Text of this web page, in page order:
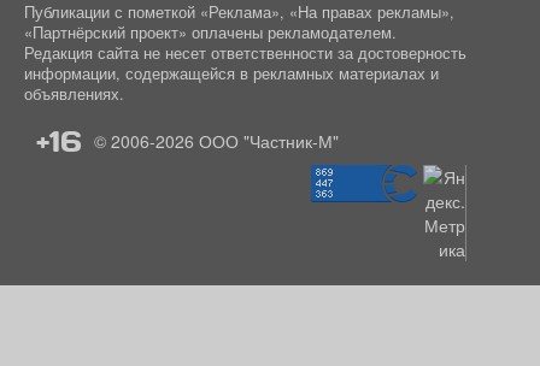
Публикации с пометкой «Реклама», «На правах рекламы»,
«Партнёрский проект» оплачены рекламодателем.
Редакция сайта не несет ответственности за достоверность
информации, содержащейся в рекламных материалах и
объявлениях.
+16 © 2006-2026 ООО "Частник-М"